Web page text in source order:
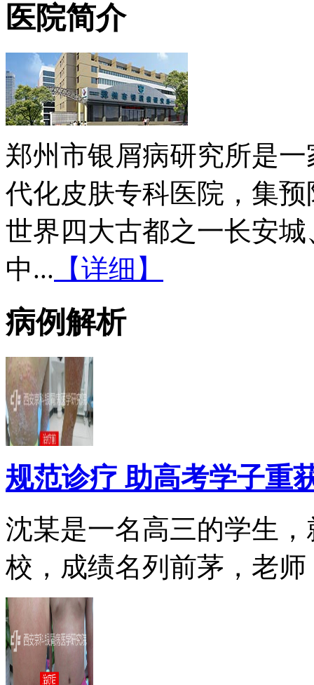
医院简介
郑州市银屑病研究所是
代化皮肤专科医院，集
世界四大古都之一长安
中... 【详细】
病例解析
规范诊疗 助高考学子重
沈某是一名高三的学生
校，成绩名列前茅，老师